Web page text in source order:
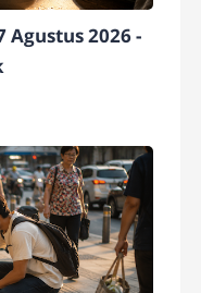
Agustus 2026 -